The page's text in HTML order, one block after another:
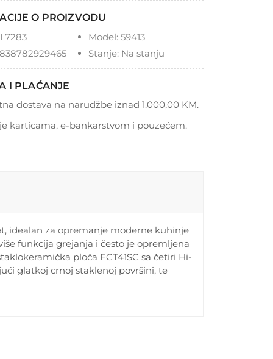
O PROIZVODU
Model:59413
Stanje:Na stanju
I PLAĆANJE
dostava na narudžbe iznad 1.000,00 KM.
karticama, e-bankarstvom i pouzećem.
idealan za opremanje moderne kuhinje
funkcija grejanja i često je opremljena
ploča ECT41SC sa četiri Hi-
glatkoj crnoj staklenoj površini, te